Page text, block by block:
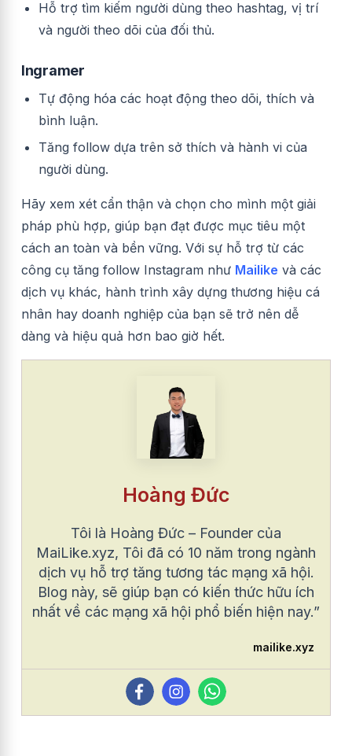
Hỗ trợ tìm kiếm người dùng theo hashtag, vị trí
và người theo dõi của đối thủ.
Ingramer
Tự động hóa các hoạt động theo dõi, thích và
bình luận.
Tăng follow dựa trên sở thích và hành vi của
người dùng.
Hãy xem xét cẩn thận và chọn cho mình một giải
pháp phù hợp, giúp bạn đạt được mục tiêu một
cách an toàn và bền vững. Với sự hỗ trợ từ các
công cụ tăng follow Instagram như Mailike và các
dịch vụ khác, hành trình xây dựng thương hiệu cá
nhân hay doanh nghiệp của bạn sẽ trở nên dễ
dàng và hiệu quả hơn bao giờ hết.
Hoàng Đức
Tôi là Hoàng Đức – Founder của
MaiLike.xyz, Tôi đã có 10 năm trong ngành
dịch vụ hỗ trợ tăng tương tác mạng xã hội.
Blog này, sẽ giúp bạn có kiến thức hữu ích
nhất về các mạng xã hội phổ biến hiện nay.”
mailike.xyz